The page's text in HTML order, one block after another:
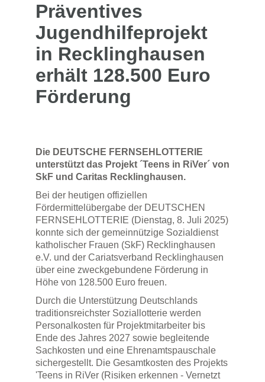
Präventives
Jugendhilfeprojekt
in Recklinghausen
erhält 128.500 Euro
Förderung
Die DEUTSCHE FERNSEHLOTTERIE
unterstützt das Projekt ´Teens in RiVer´ von
SkF und Caritas Recklinghausen.
Bei der heutigen offiziellen
Fördermittelübergabe der DEUTSCHEN
FERNSEHLOTTERIE (Dienstag, 8. Juli 2025)
konnte sich der gemeinnützige Sozialdienst
katholischer Frauen (SkF) Recklinghausen
e.V. und der Cariatsverband Recklinghausen
über eine zweckgebundene Förderung in
Höhe von 128.500 Euro freuen.
Durch die Unterstützung Deutschlands
traditionsreichster Soziallotterie werden
Personalkosten für Projektmitarbeiter bis
Ende des Jahres 2027 sowie begleitende
Sachkosten und eine Ehrenamtspauschale
sichergestellt. Die Gesamtkosten des Projekts
'Teens in RiVer (Risiken erkennen - Vernetzt